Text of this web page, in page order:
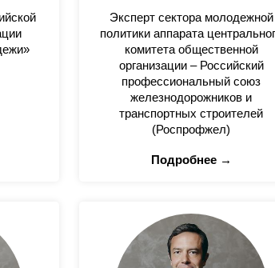
Эксперт сектора молодежной
политики аппарата
комитета общественной
организации – Российский
профессиональный союз
железнодорожников и
транспортных строителей
(Роспрофжел)
Подробнее →